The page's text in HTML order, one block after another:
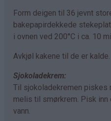
Form deigen til 36 jevnt
bakepapirdekkede
i ovnen ved 200°C i ca. 10
Avkjøl kakene til de er kalde.
Sjokoladekrem:
Til sjokoladekremen piskes
melis til smørkrem. Pisk inn
vann.